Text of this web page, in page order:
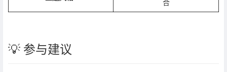
合
💡 参与建议